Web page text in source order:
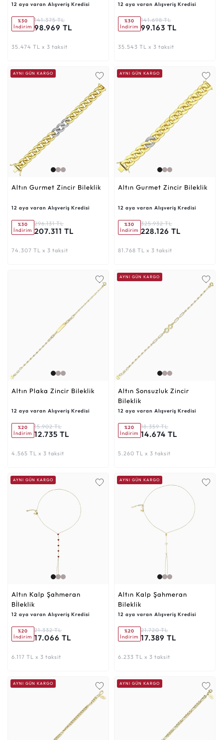
12 aya varan Alışveriş Kredisi
%30
İndirim
141.375 TL
98.969 TL
35.474 TL x 3 taksit
12 aya varan Alışveriş Kredisi
%30
İndirim
141.698 TL
99.163 TL
35.543 TL x 3 taksit
AYNI GÜN KARGO
Altın Gurmet Zincir Bileklik
12 aya varan Alışveriş Kredisi
%30
İndirim
296.131 TL
207.311 TL
74.307 TL x 3 taksit
AYNI GÜN KARGO
Altın Gurmet Zincir Bileklik
12 aya varan Alışveriş Kredisi
%30
İndirim
325.932 TL
228.126 TL
81.768 TL x 3 taksit
Altın Plaka Zincir Bileklik
12 aya varan Alışveriş Kredisi
%20
İndirim
15.902 TL
12.735 TL
4.565 TL x 3 taksit
AYNI GÜN KARGO
Altın Sonsuzluk Zincir
Bileklik
12 aya varan Alışveriş Kredisi
%20
İndirim
18.359 TL
14.674 TL
5.260 TL x 3 taksit
AYNI GÜN KARGO
Altın Kalp Şahmeran
Bİleklik
12 aya varan Alışveriş Kredisi
%20
İndirim
21.332 TL
17.066 TL
6.117 TL x 3 taksit
AYNI GÜN KARGO
Altın Kalp Şahmeran
Bileklik
12 aya varan Alışveriş Kredisi
%20
İndirim
21.720 TL
17.389 TL
6.233 TL x 3 taksit
AYNI GÜN KARGO AYNI GÜN KARGO